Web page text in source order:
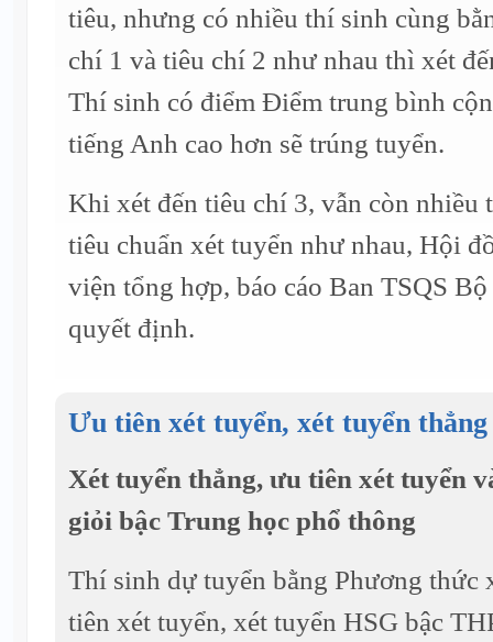
tiêu, nhưng có nhiều thí sinh cùng
chí 1 và tiêu chí 2 như nhau thì xét
Thí sinh có điểm Điểm trung bình
tiếng Anh cao hơn sẽ trúng tuyển.
Khi xét đến tiêu chí 3, vẫn còn nhiều
tiêu chuẩn xét tuyển như nhau, Hội
viện tổng hợp, báo cáo Ban TSQS
quyết định.
Ưu tiên xét tuyển, xét tuyển thẳng
Xét tuyển thẳng, ưu tiên xét tuyển
giỏi bậc Trung học phổ thông
Thí sinh dự tuyển bằng Phương thức
tiên xét tuyển, xét tuyển HSG bậc